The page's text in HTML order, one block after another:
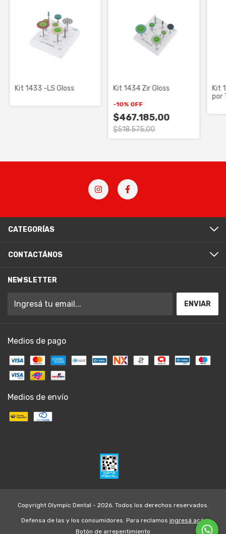
Kit 1433 -LS Gloss Kit 1434 Zir Gloss
-10% OFF
$467.185,00
$518.575,00
Kit
por
CATEGORÍAS
CONTACTÁNOS
NEWSLETTER
Medios de pago
Medios de envío
Copyright Olympic Dental - 2026. Todos los derechos reservados.
Defensa de las y los consumidores. Para reclamos ingresá acá.
Botón de arrepentimiento